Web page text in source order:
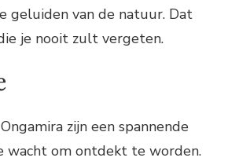
geluiden van de natuur. Dat
je nooit zult vergeten.
zijn een spannende
wacht om ontdekt te worden.